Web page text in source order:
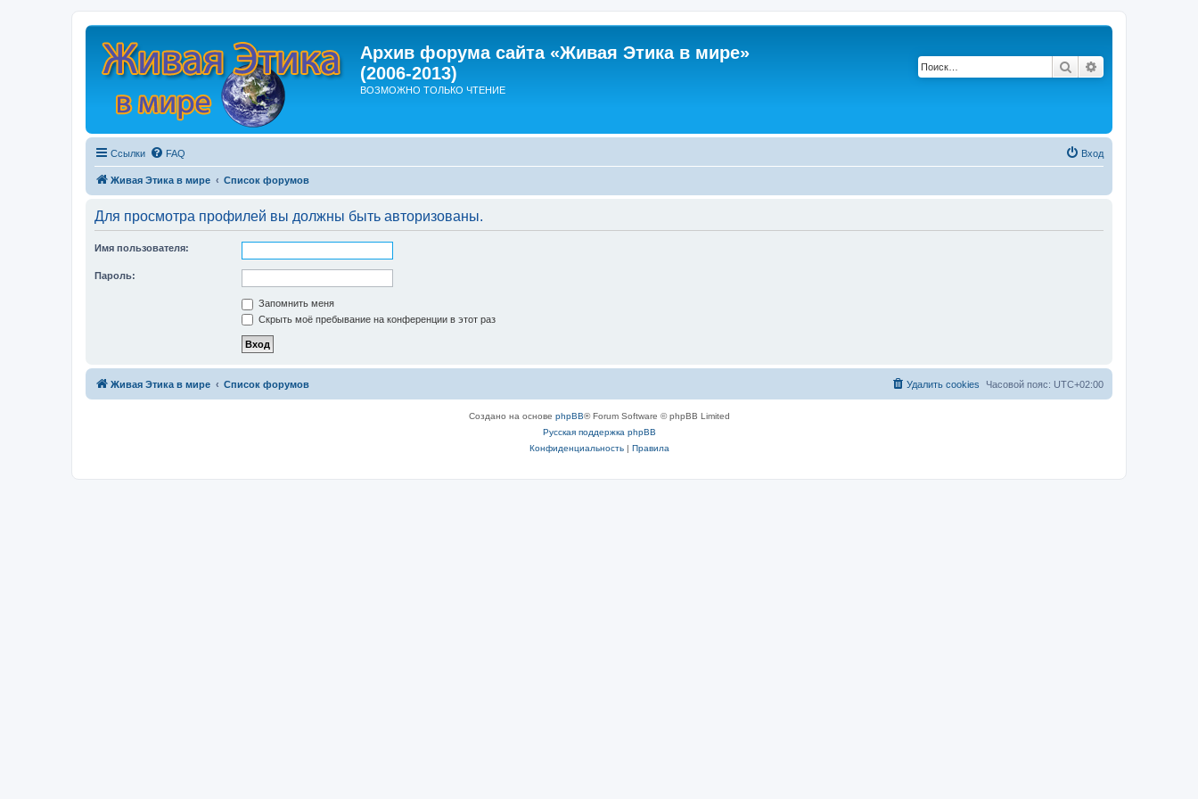
Архив форума сайта «Живая Этика в мире»
(2006-2013)
ВОЗМОЖНО ТОЛЬКО ЧТЕНИЕ
Поиск
Ссылки FAQ Вход
Живая Этика в мире Список форумов
Для просмотра профилей вы должны быть авторизованы.
Имя пользователя:
Пароль:
Запомнить меня
Скрыть моё пребывание на конференции в этот раз
Живая Этика в мире Список форумов Часовой пояс: UTC+02:00
Удалить cookies
Создано на основе phpBB® Forum Software © phpBB Limited
Русская поддержка phpBB
Конфиденциальность| Правила